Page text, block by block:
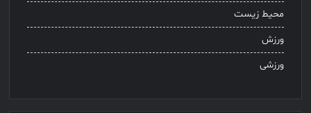
محیط زیست
ورزش
ورزشی